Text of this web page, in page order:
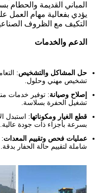
المباني القديمة والحطام
يؤدي بفعالية مهام العمل
التكيف مع الظروف
الدعم والخدمات
حل المشاكل والتشخيص:
تشخيص مهني وحلول.
إصلاح وصيانة: توفير خدمات
تشغيل الحفرة بسلاسة.
قطع الغيار ومكوناتها: استبدل
بسرعة بأجزاء ذات جودة عالية.
عمليات فحص وتقييم المعدات:
شاملة لتقييم حالة الحفار بدقة.